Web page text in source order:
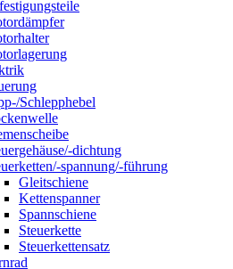
Schlepphebel
dichtung
spannung/-führung
Gleitschiene
Kettenspanner
Spannschiene
Steuerkette
Steuerkettensatz